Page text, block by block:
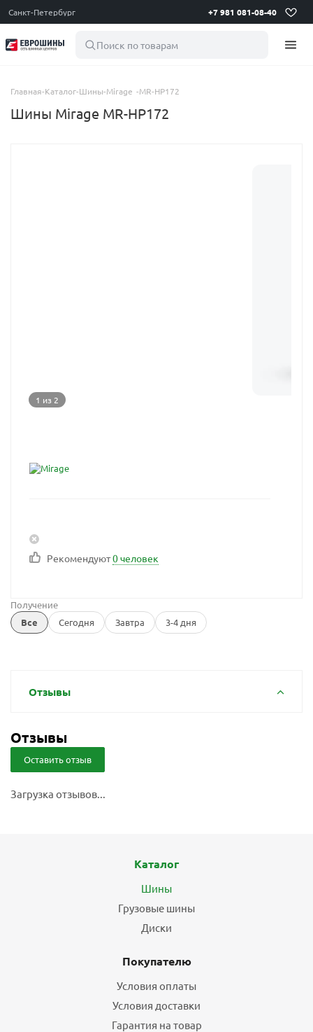
Санкт-Петербург +7 981 081-08-40
Поиск по товарам
Главная-Каталог-Шины-Mirage -MR-HP172
Шины Mirage MR-HP172
1 из 2
Рекомендуют0 человек
Получение
Все
Сегодня Завтра 3-4 дня
Отзывы
Отзывы
Оставить отзыв
Загрузка отзывов...
Каталог
Шины
Грузовые шины
Диски
Покупателю
Условия оплаты
Условия доставки
Гарантия на товар